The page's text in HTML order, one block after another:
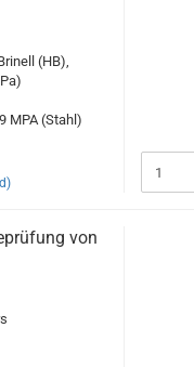
(HB),
MPA (Stahl)
von